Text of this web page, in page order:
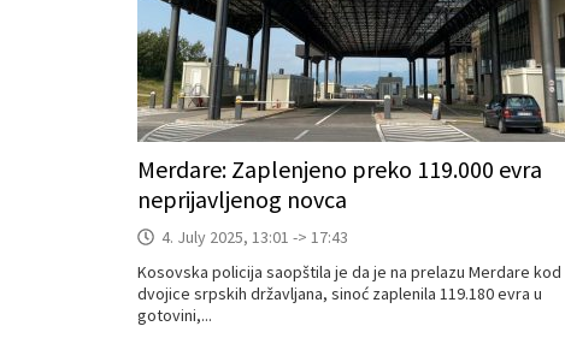
Merdare: Zaplenjeno preko 119.000 evra
neprijavljenog novca
4. July 2025, 13:01 -> 17:43
Kosovska policija saopštila je da je na prelazu Merdare kod
dvojice srpskih državljana, sinoć zaplenila 119.180 evra u
gotovini,...